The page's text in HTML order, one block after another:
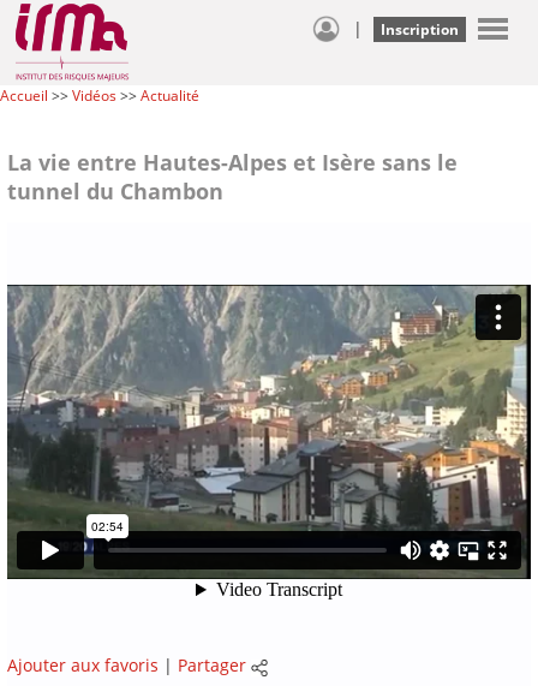
| Inscription
Accueil >>Vidéos>>Actualité
La vie entre Hautes-Alpes et Isère sans le
tunnel du Chambon
Ajouter aux favoris | Partager